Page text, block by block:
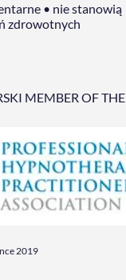
• nie stanowią
zdrowotnych
MEMBER OF THE
2019